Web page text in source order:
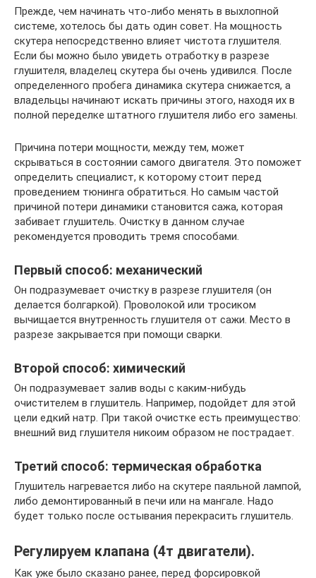
Прежде, чем начинать что-либо менять в выхлопной
системе, хотелось бы дать один совет. На мощность
скутера непосредственно влияет чистота глушителя.
Если бы можно было увидеть отработку в разрезе
глушителя, владелец скутера бы очень удивился. После
определенного пробега динамика скутера снижается, а
владельцы начинают искать причины этого, находя их в
полной переделке штатного глушителя либо его замены.
Причина потери мощности, между тем, может
скрываться в состоянии самого двигателя. Это поможет
определить специалист, к которому стоит перед
проведением тюнинга обратиться. Но самым частой
причиной потери динамики становится сажа, которая
забивает глушитель. Очистку в данном случае
рекомендуется проводить тремя способами.
Первый способ: механический
Он подразумевает очистку в разрезе глушителя (он
делается болгаркой). Проволокой или тросиком
вычищается внутренность глушителя от сажи. Место в
разрезе закрывается при помощи сварки.
Второй способ: химический
Он подразумевает залив воды с каким-нибудь
очистителем в глушитель. Например, подойдет для этой
цели едкий натр. При такой очистке есть преимущество:
внешний вид глушителя никоим образом не пострадает.
Третий способ: термическая обработка
Глушитель нагревается либо на скутере паяльной лампой,
либо демонтированный в печи или на мангале. Надо
будет только после остывания перекрасить глушитель.
Регулируем клапана (4т двигатели).
Как уже было сказано ранее, перед форсировкой